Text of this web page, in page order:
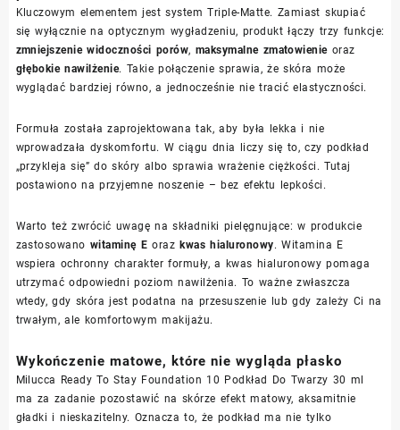
Kluczowym elementem jest system Triple-Matte. Zamiast skupiać
się wyłącznie na optycznym wygładzeniu, produkt łączy trzy funkcje:
zmniejszenie widoczności porów, maksymalne zmatowienieoraz
głębokie nawilżenie. Takie połączenie sprawia, że skóra może
wyglądać bardziej równo, a jednocześnie nie tracić elastyczności.
Formuła została zaprojektowana tak, aby była lekka i nie
wprowadzała dyskomfortu. W ciągu dnia liczy się to, czy podkład
„przykleja się” do skóry albo sprawia wrażenie ciężkości. Tutaj
postawiono na przyjemne noszenie – bez efektu lepkości.
Warto też zwrócić uwagę na składniki pielęgnujące: w produkcie
zastosowano witaminę E orazkwas hialuronowy. Witamina E
wspiera ochronny charakter formuły, a kwas hialuronowy pomaga
utrzymać odpowiedni poziom nawilżenia. To ważne zwłaszcza
wtedy, gdy skóra jest podatna na przesuszenie lub gdy zależy Ci na
trwałym, ale komfortowym makijażu.
Wykończenie matowe, które nie wygląda płasko
Milucca Ready To Stay Foundation 10 Podkład Do Twarzy 30 ml
ma za zadanie pozostawić na skórze efekt matowy, aksamitnie
gładki i nieskazitelny. Oznacza to, że podkład ma nie tylko